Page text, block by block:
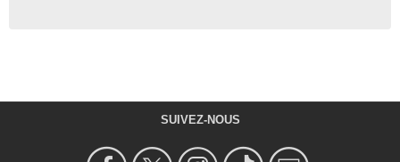
SUIVEZ-NOUS